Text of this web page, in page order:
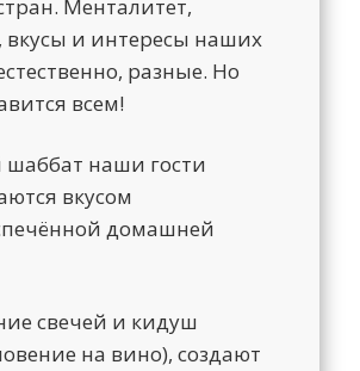
Менталитет,
вкусы и интересы наших
разные. Но
всем!
наши гости
вкусом
домашней
свечей и кидуш
на вино), создают